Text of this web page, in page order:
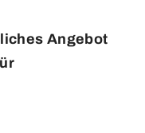
Angebot